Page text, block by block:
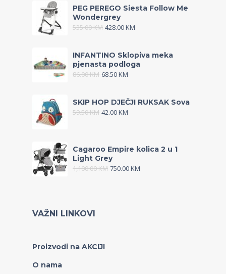
PEG PEREGO Siesta Follow Me
Wondergrey
535.00KM 428.00KM
INFANTINO Sklopiva meka
pjenasta podloga
86.00KM 68.50KM
SKIP HOP DJEČJI RUKSAK Sova
59.50KM 42.00KM
Cagaroo Empire kolica 2 u 1
Light Grey
1,100.00KM 750.00KM
VAŽNI LINKOVI
Proizvodi na AKCIJI
O nama